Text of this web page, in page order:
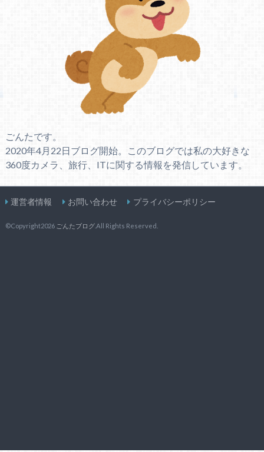
ごんたです。
2020年4月22日ブログ開始。このブログでは私の大好きな
360度カメラ、旅行、ITに関する情報を発信しています。
運営者情報 お問い合わせ プライバシーポリシー
©Copyright2026 ごんたブログ.All Rights Reserved.